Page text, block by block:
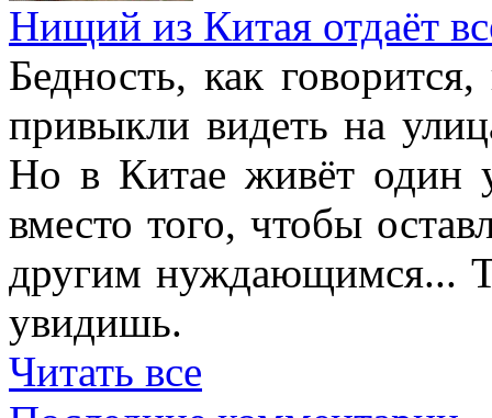
Нищий из Китая отдаёт
Бедность, как
привыкли видеть на
Но в Китае живёт один
вместо того, чтобы
другим нуждающимся...
увидишь.
Читать все